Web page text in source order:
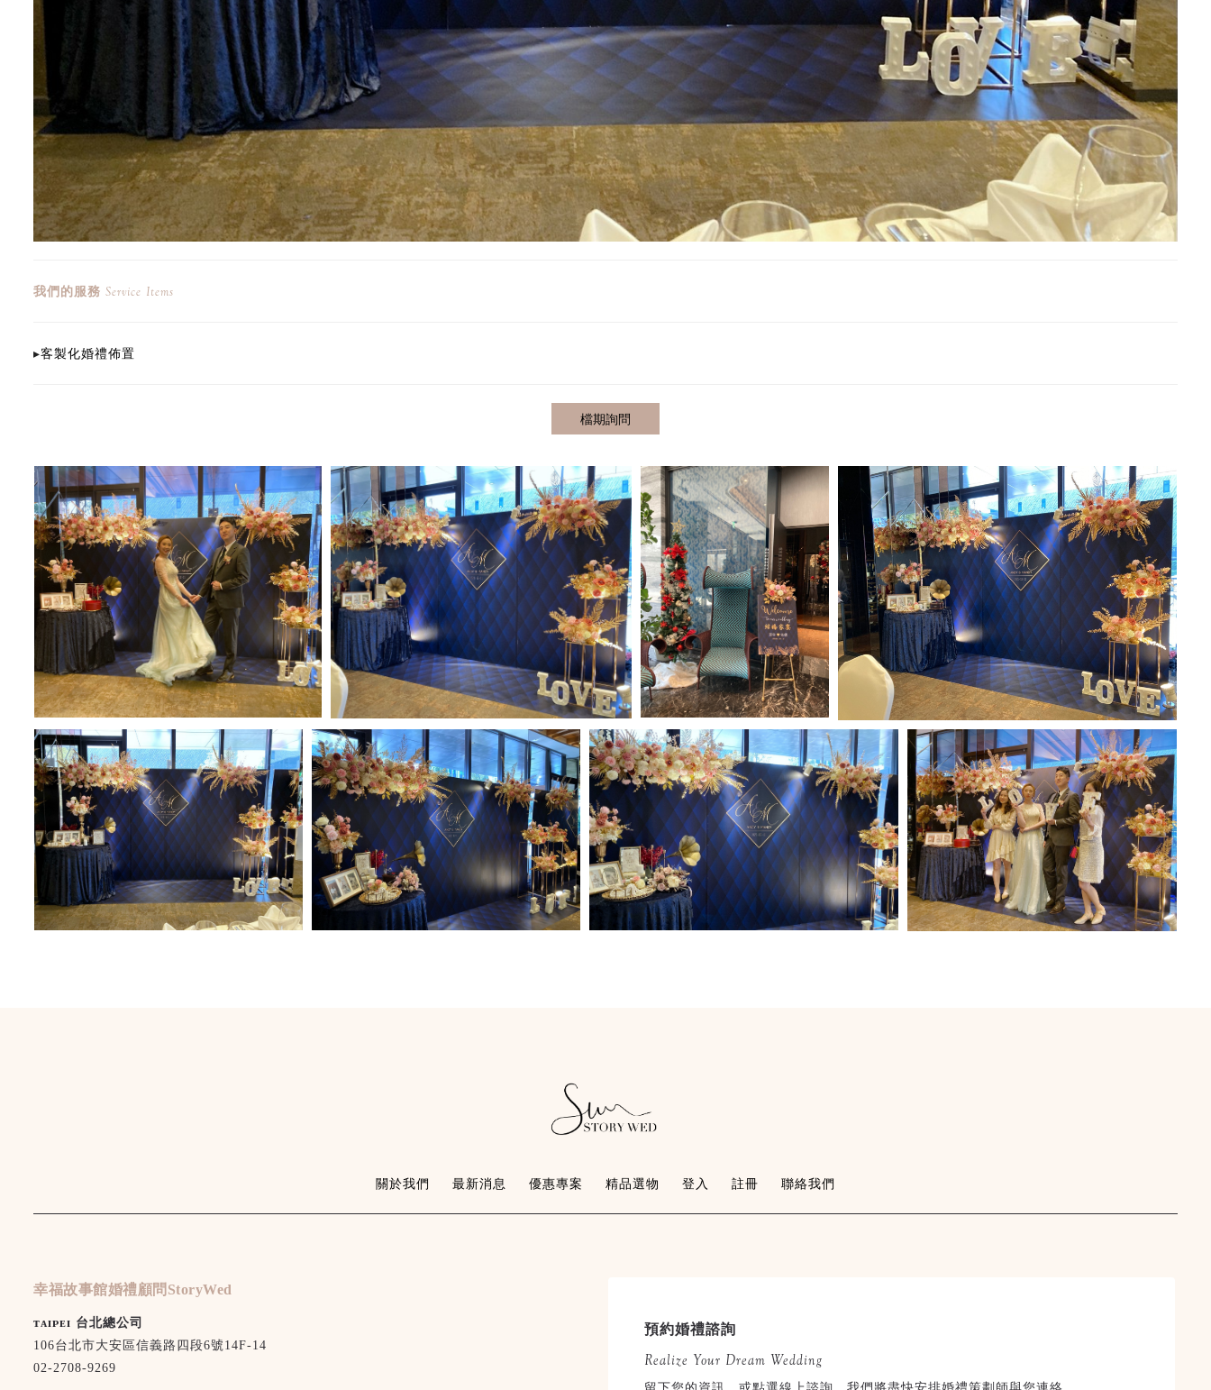
我們的服務 Service Items
▸客製化婚禮佈置
關於我們 最新消息 優惠專案 精品選物 登入 註冊 聯絡我們
幸福故事館婚禮顧問StoryWed
ᴛᴀɪᴘᴇɪ 台北總公司
106台北市大安區信義路四段6號14F-14
02-2708-9269
預約婚禮諮詢
Realize Your Dream Wedding